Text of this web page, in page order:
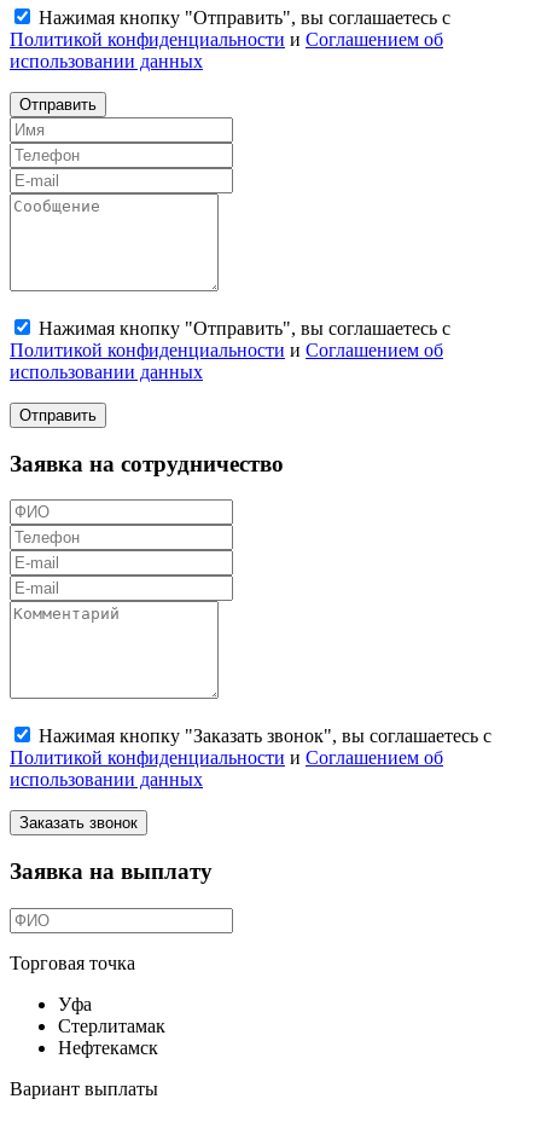
Нажимая кнопку "Отправить", вы соглашаетесь с
Политикой конфиденциальности и Соглашением об
использовании данных
Отправить
Нажимая кнопку "Отправить", вы соглашаетесь с
Политикой конфиденциальности и Соглашением об
использовании данных
Отправить
Заявка на сотрудничество
Нажимая кнопку "Заказать звонок", вы соглашаетесь с
Политикой конфиденциальности и Соглашением об
использовании данных
Заказать звонок
Заявка на выплату
Торговая точка
Уфа
Стерлитамак
Нефтекамск
Вариант выплаты